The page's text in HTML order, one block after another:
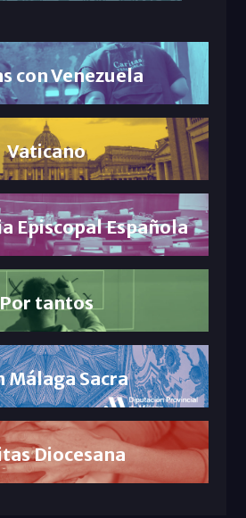
con Venezuela
Vaticano
Episcopal Española
Por tantos
Málaga Sacra
Diocesana